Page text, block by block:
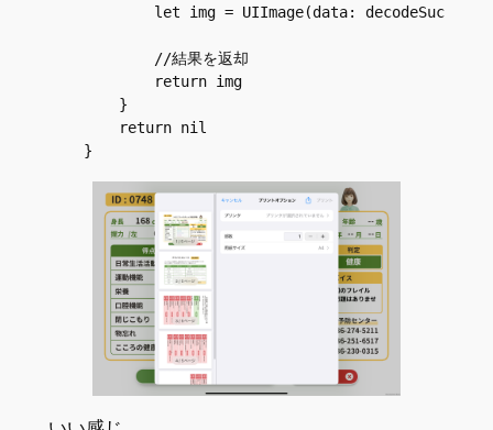
let img = UIImage(data: decodeSuccess
            //結果を返却
            return img
        }
        return nil
    }